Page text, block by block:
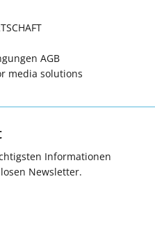
AGB
media solutions
Informationen
Newsletter.